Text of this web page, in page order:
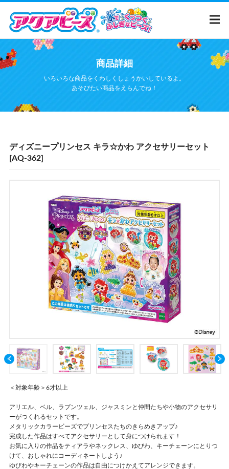
テ
ン
商品カタログ
アクアビーズって？
商品詳細
いろいろな商品をくわしくしょうかいしているよ。
あそびたい商品をえらんでね！
ディズニープリンセス キラ☆かわ アクセサリーセット
[AQ-362]
＜対象年齢＞6才以上
アリエル、ベル、ラプンツェル、ジャスミンと仲間たちや小物のアクセサリ
ーがつくれるセットです。
メタリックカラービーズでプリンセスたちのきらめきアップ♪
完成した作品はすべてアクセサリーとして身につけられます！
お気に入りの作品をティアラやネックレス、ゆびわ、キーチェーンにとりつ
けて、おしゃれにコーディネートしよう♪
ゆびわやキーチェーンの作品は自由につけかえてアレンジできます。